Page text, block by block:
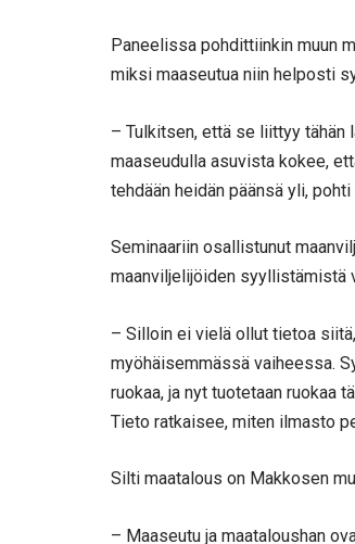
Paneelissa pohdittiinkin muun
miksi maaseutua niin helposti
– Tulkitsen, että se liittyy tähän
maaseudulla asuvista kokee,
tehdään heidän päänsä yli, pohti
Seminaariin osallistunut
maanviljelijöiden syyllistämistä
– Silloin ei vielä ollut tietoa
myöhäisemmässä vaiheessa.
ruokaa, ja nyt tuotetaan ruokaa
Tieto ratkaisee, miten ilmasto
Silti maatalous on Makkosen
– Maaseutu ja maataloushan